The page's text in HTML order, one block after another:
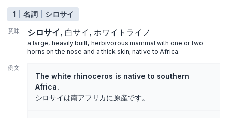
1 名詞 シロサイ
意味 シロサイ 白サイ ホワイトライノ
a large, heavily built, herbivorous mammal with one or two
horns on the nose and a thick skin; native to Africa.
例文
The white rhinoceros is native to southern
Africa.
シロサイは南アフリカに原産です。